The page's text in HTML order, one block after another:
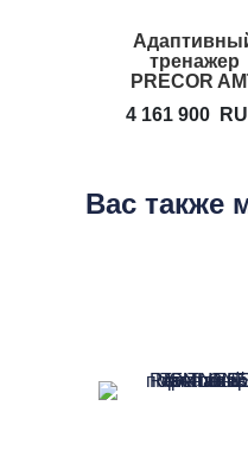
тренажер
PRECOR
4 161 900
Вас также